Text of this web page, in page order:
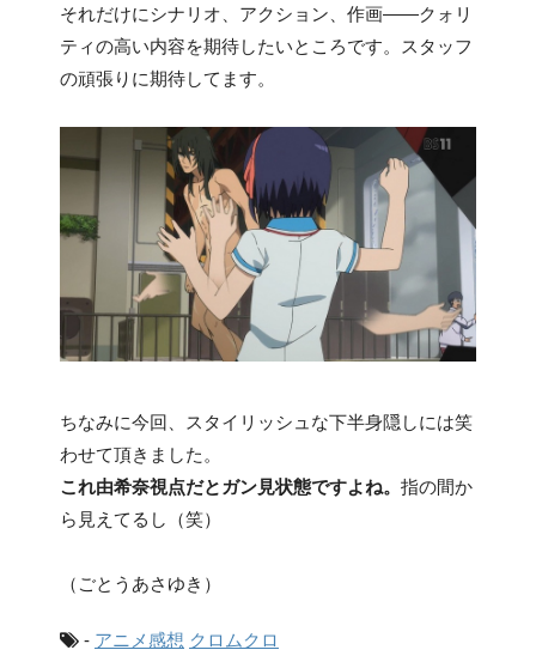
それだけにシナリオ、アクション、作画――クォリ
ティの高い内容を期待したいところです。スタッフ
の頑張りに期待してます。
ちなみに今回、スタイリッシュな下半身隠しには笑
わせて頂きました。
これ由希奈視点だとガン見状態ですよね。 指の間か
ら見えてるし（笑）
（ごとうあさゆき）
- アニメ感想 クロムクロ